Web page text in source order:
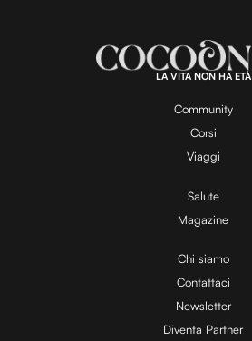
LA VITA NON HA ETÀ
Community
Corsi
Viaggi
Salute
Magazine
Chi siamo
Contattaci
Newsletter
Diventa Partner